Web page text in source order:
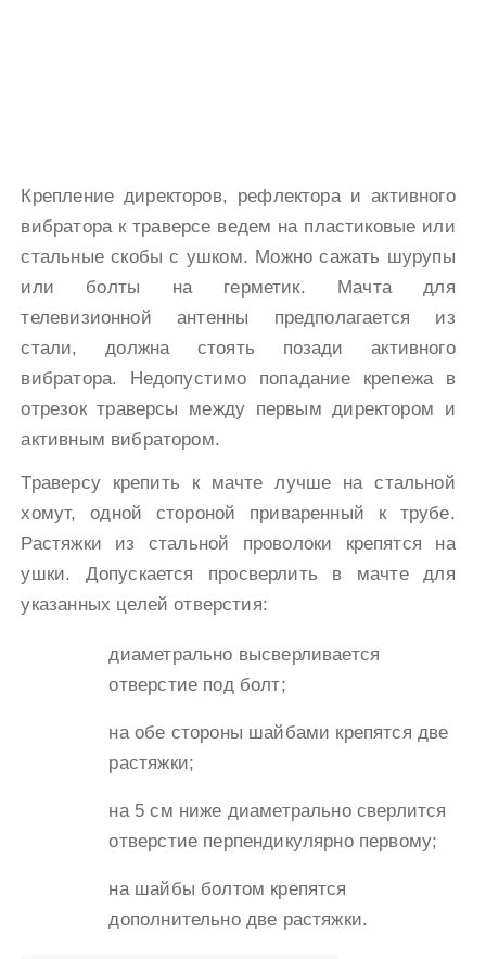
Крепление директоров, рефлектора и активного
вибратора к траверсе ведем на пластиковые или
стальные скобы с ушком. Можно сажать шурупы
или болты на герметик. Мачта для
телевизионной антенны предполагается из
стали, должна стоять позади активного
вибратора. Недопустимо попадание крепежа в
отрезок траверсы между первым директором и
активным вибратором.
Траверсу крепить к мачте лучше на стальной
хомут, одной стороной приваренный к трубе.
Растяжки из стальной проволоки крепятся на
ушки. Допускается просверлить в мачте для
указанных целей отверстия:
диаметрально высверливается
отверстие под болт;
на обе стороны шайбами крепятся две
растяжки;
на 5 см ниже диаметрально сверлится
отверстие перпендикулярно первому;
на шайбы болтом крепятся
дополнительно две растяжки.